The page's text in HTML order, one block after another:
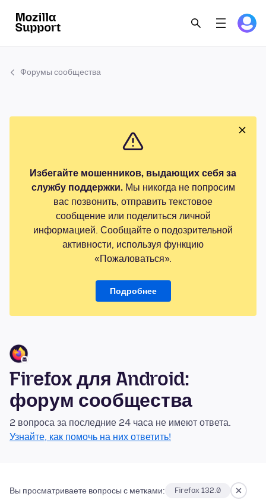
Форумы сообщества
Избегайте мошенников, выдающих себя за
службу поддержки.Мы никогда не попросим
вас позвонить, отправить текстовое
сообщение или поделиться личной
информацией. Сообщайте о подозрительной
активности, используя функцию
«Пожаловаться».
Подробнее
Firefox для Android:
форум сообщества
2 вопроса за последние 24 часа не имеют ответа.
Узнайте, как помочь на них ответить!
Вы просматриваете вопросы с метками: Firefox 132.0